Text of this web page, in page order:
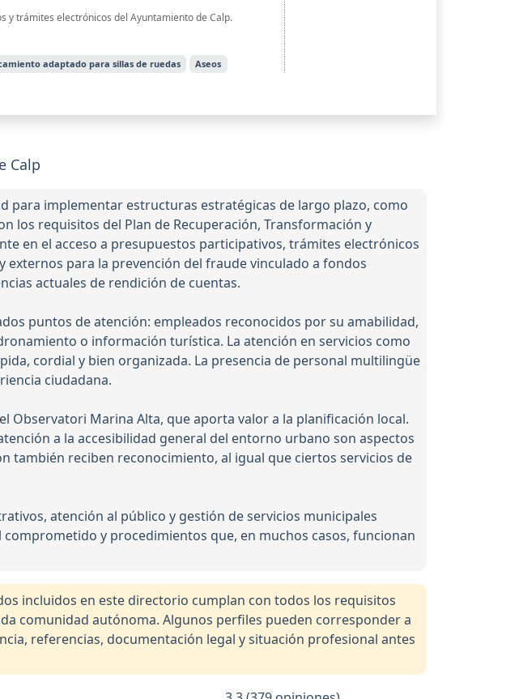
y trámites electrónicos del Ayuntamiento de Calp.
adaptado para sillas de ruedas Aseos
Calp
para implementar estructuras estratégicas de largo plazo, como
los requisitos del Plan de Recuperación, Transformación y
en el acceso a presupuestos participativos, trámites electrónicos
externos para la prevención del fraude vinculado a fondos
actuales de rendición de cuentas.
puntos de atención: empleados reconocidos por su amabilidad,
o información turística. La atención en servicios como
cordial y bien organizada. La presencia de personal multilingüe
ciudadana.
Marina Alta, que aporta valor a la planificación local.
a la accesibilidad general del entorno urbano son aspectos
también reciben reconocimiento, al igual que ciertos servicios de
atención al público y gestión de servicios municipales
y procedimientos que, en muchos casos, funcionan
incluidos en este directorio cumplan con todos los requisitos
comunidad autónoma. Algunos perfiles pueden corresponder a
referencias, documentación legal y situación profesional antes